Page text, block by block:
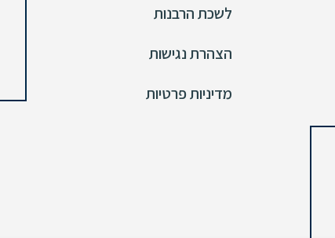
לשכת הרבנות
הצהרת נגישות
מדיניות פרטיות